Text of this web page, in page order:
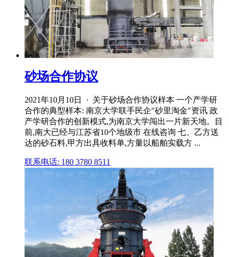
砂场合作协议
2021年10月10日 · 关于砂场合作协议样本 一个产学研
合作的典型样本: 南京大学联手民企"砂里淘金"资讯 政
产学研合作的创新模式,为南京大学闯出一片新天地。目
前,南大已经与江苏省10个地级市 在线咨询 七、乙方送
达的砂石料,甲方出具收料单,方量以船舶实载方 ...
联系电话: 180 3780 8511